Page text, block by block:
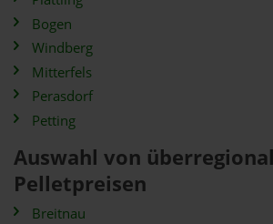
Bogen
Windberg
Mitterfels
Perasdorf
Petting
Auswahl von
Pelletpreisen
Breitnau